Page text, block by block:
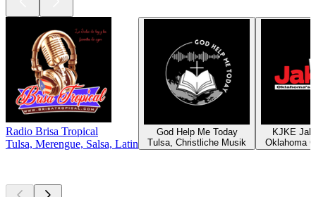
Radio Brisa Tropical
Tulsa, Merengue, Salsa, Latin
God Help Me Today
Tulsa, Christliche Musik
KJKE
Oklahoma